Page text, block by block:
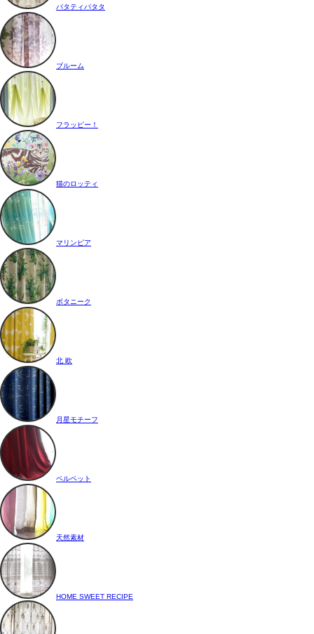
パタティパタタ
ブルーム
フラッピー！
猫のロッティ
マリンピア
ボタニーク
北 欧
月星モチーフ
ベルベット
天然素材
HOME SWEET RECIPE